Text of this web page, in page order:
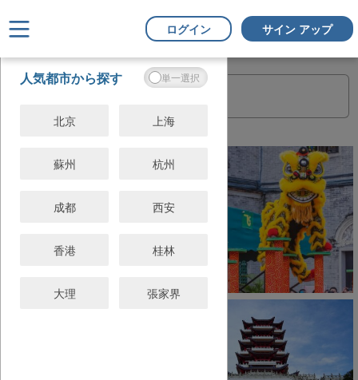
ログイン サイン アップ
フ
ィ
すべてクリ
ア
人気都市から探す
北京 上海
蘇州 杭州
成都 西安
香港 桂林
大理 張家界